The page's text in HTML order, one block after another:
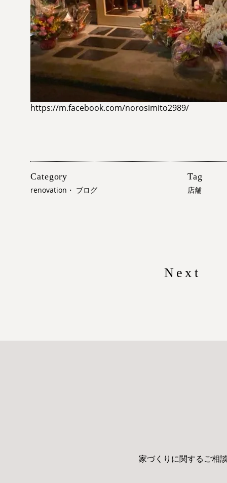
https://m.facebook.com/norosimito2989/
Category
renovation ・ ブログ
Tag
店舗
Next
家づくりに関するご相